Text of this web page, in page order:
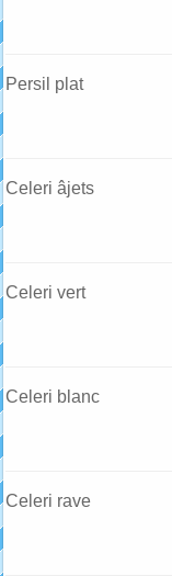
Persil plat
Celeri âjets
Celeri vert
Celeri blanc
Celeri rave